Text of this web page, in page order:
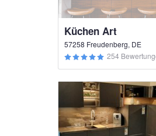
Küchen Art
57258 Freudenberg, DE
254